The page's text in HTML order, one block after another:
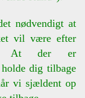
nødvendigt at
vil være efter
– At der er
dig tilbage
vi sjældent op